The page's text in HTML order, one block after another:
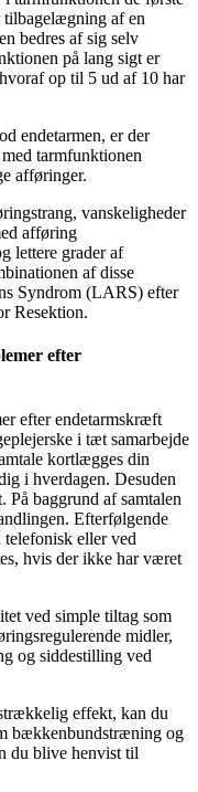
tilbagelægning af en
bedres af sig selv
på lang sigt er
op til 5 ud af 10 har
endetarmen, er der
tarmfunktionen
afføringer.
vanskeligheder
afføring
lettere grader af
af disse
Syndrom (LARS) efter
Resektion.
efter
efter endetarmskræft
i tæt samarbejde
kortlægges din
i hverdagen. Desuden
baggrund af samtalen
Efterfølgende
telefonisk eller ved
hvis der ikke har været
ved simple tiltag som
midler,
og siddestilling ved
effekt, kan du
bækkenbundstræning og
du blive henvist til